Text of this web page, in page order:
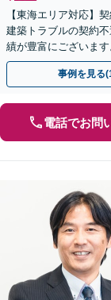
【東海エリア対応】
建築トラブルの契約
績が豊富にございま
い、正確に手続きを
事例を見る
電話でお問